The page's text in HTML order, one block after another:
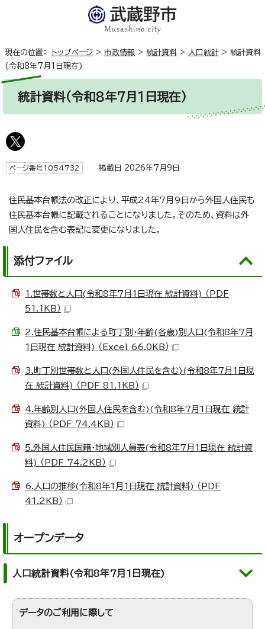
現在の位置： トップページ > 市政情報 > 統計資料 > 人口統計 > 統計資料
(令和8年7月1日現在)
統計資料(令和8年7月1日現在)
ページ番号1054732 掲載日 2026年7月9日
住民基本台帳法の改正により、平成24年7月9日から外国人住民も
住民基本台帳に記載されることになりました。そのため、資料は外
国人住民を含む表記に変更になりました。
添付ファイル
1.世帯数と人口(令和8年7月1日現在 統計資料) （PDF
51.1KB）
2.住民基本台帳による町丁別・年齢(各歳)別人口(令和8年7月
1日現在 統計資料) （Excel 66.0KB）
3.町丁別世帯数と人口(外国人住民を含む)(令和8年7月1日現
在 統計資料) （PDF 81.1KB）
4.年齢別人口(外国人住民を含む)(令和8年7月1日現在 統計
資料) （PDF 74.4KB）
5.外国人住民国籍・地域別人員表(令和8年7月1日現在 統計資
料) （PDF 74.2KB）
6.人口の推移(令和8年1月1日現在 統計資料) （PDF
41.2KB）
オープンデータ
人口統計資料(令和8年7月1日現在)
データのご利用に際して